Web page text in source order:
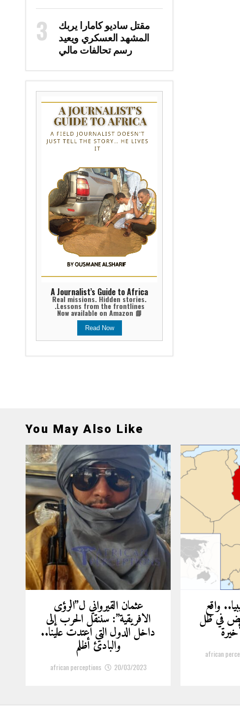
مقتل ساديو كامارا يربك
المشهد العسكري ويعيد
رسم تحالفات مالي
A Journalist’s Guide to Africa
Real missions. Hidden stories.
Lessons from the frontlines.
📘 Now available on Amazon
Read Now
You May Also Like
واقع
في ظل
african
عثمان القيرواني ل”الرؤى
الافريقية”: سننقل الحرب إلى
داخل الدول التي اعتدت علينا..
والبادئ أظلم
african perceptions 20/03/2023